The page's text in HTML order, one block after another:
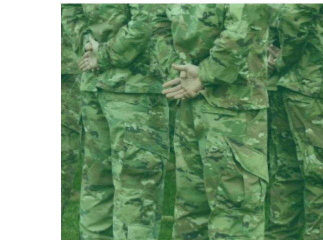
Bekijk artikel